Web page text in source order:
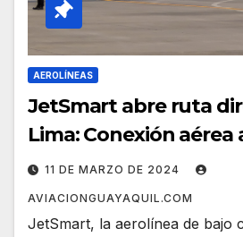
AEROLÍNEAS
JetSmart abre ruta
Lima: Conexión aérea
11 DE MARZO DE 2024
AVIACIONGUAYAQUIL.COM
JetSmart, la aerolínea de bajo